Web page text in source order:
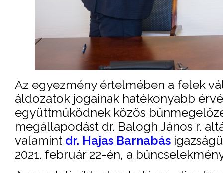
Az egyezmény értelmében a felek
áldozatok jogainak hatékonyabb
együttműködnek közös
megállapodást dr. Balogh János r.
valamint dr. Hajas Barnabás
2021. február 22-én, a